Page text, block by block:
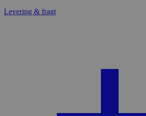
Levering & fragt